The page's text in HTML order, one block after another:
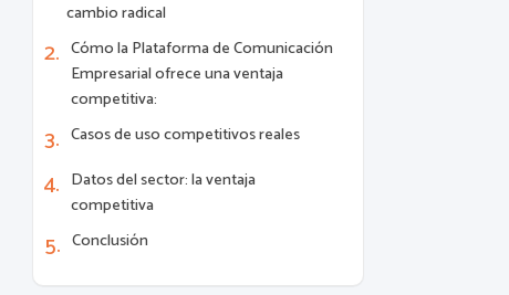
cambio radical
Cómo la Plataforma de Comunicación
Empresarial ofrece una ventaja
competitiva:
Casos de uso competitivos reales
Datos del sector: la ventaja
competitiva
Conclusión